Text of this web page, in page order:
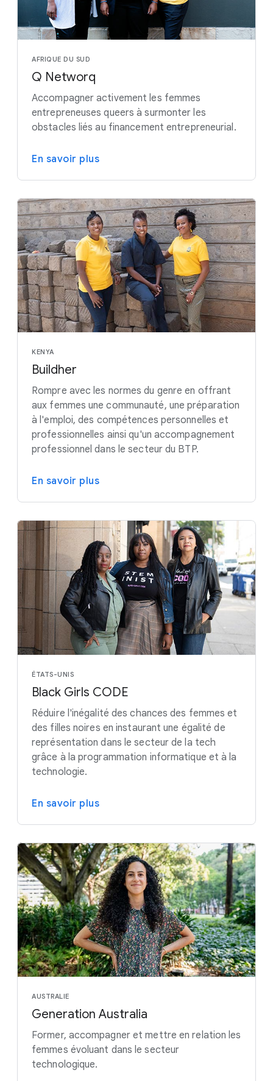
AFRIQUE DU SUD
Q Networq
Accompagner activement les femmes
entrepreneuses queers à surmonter les
obstacles liés au financement entrepreneurial.
En savoir plus
KENYA
Buildher
Rompre avec les normes du genre en offrant
aux femmes une communauté, une préparation
à l'emploi, des compétences personnelles et
professionnelles ainsi qu'un accompagnement
professionnel dans le secteur du BTP.
En savoir plus
ÉTATS-UNIS
Black Girls CODE
Réduire l'inégalité des chances des femmes et
des filles noires en instaurant une égalité de
représentation dans le secteur de la tech
grâce à la programmation informatique et à la
technologie.
En savoir plus
AUSTRALIE
Generation Australia
Former, accompagner et mettre en relation les
femmes évoluant dans le secteur
technologique.